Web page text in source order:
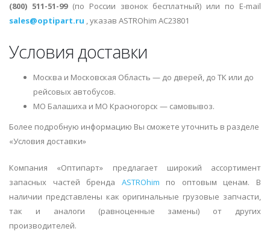
(800) 511-51-99(по России звонок бесплатный) или по E-mail
sales@optipart.ru , указав ASTROhim AC23801
Условия доставки
Москва и Московская Область — до дверей, до ТК или до
рейсовых автобусов.
МО Балашиха и МО Красногорск — самовывоз.
Более подробную информацию Вы сможете уточнить в разделе
«Условия доставки»
Компания «Оптипарт» предлагает широкий ассортимент
запасных частей бренда ASTROhim по оптовым ценам. В
наличии представлены как оригинальные грузовые запчасти,
так и аналоги (равноценные замены) от других
производителей.